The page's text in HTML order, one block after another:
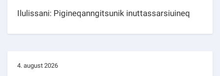
Ilulissani: Pigineqanngitsunik inuttassarsiuineq
4. august 2026